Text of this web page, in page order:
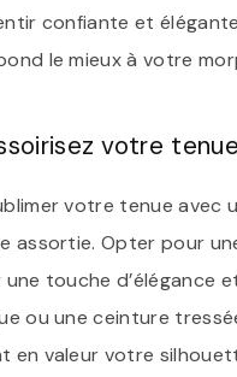
confiante et
le mieux à votre
votre
votre tenue avec
assortie. Opter pour
touche d’élégance
ou une ceinture
en valeur votre